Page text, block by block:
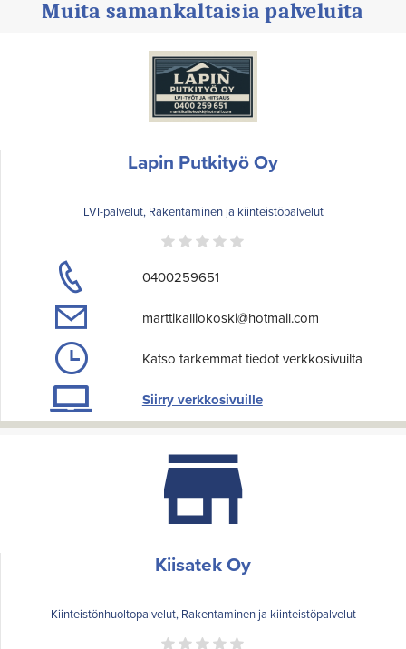
Muita samankaltaisia palveluita
Lapin Putkityö Oy
LVI-palvelut, Rakentaminen ja kiinteistöpalvelut
0400259651
marttikalliokoski@hotmail.com
Katso tarkemmat tiedot verkkosivuilta
Siirry verkkosivuille
Kiisatek Oy
Kiinteistönhuoltopalvelut, Rakentaminen ja kiinteistöpalvelut